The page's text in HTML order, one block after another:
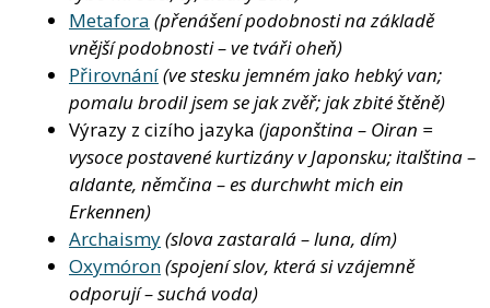
Metafora (přenášení podobnosti na základě
vnější podobnosti – ve tváři oheň)
Přirovnání(ve stesku jemném jako hebký van;
pomalu brodil jsem se jak zvěř; jak zbité štěně)
Výrazy z cizího jazyka (japonština – Oiran =
vysoce postavené kurtizány v Japonsku; italština –
aldante, němčina – es durchwht mich ein
Erkennen)
Archaismy(slova zastaralá – luna, dím)
Oxymóron(spojení slov, která si vzájemně
odporují – suchá voda)